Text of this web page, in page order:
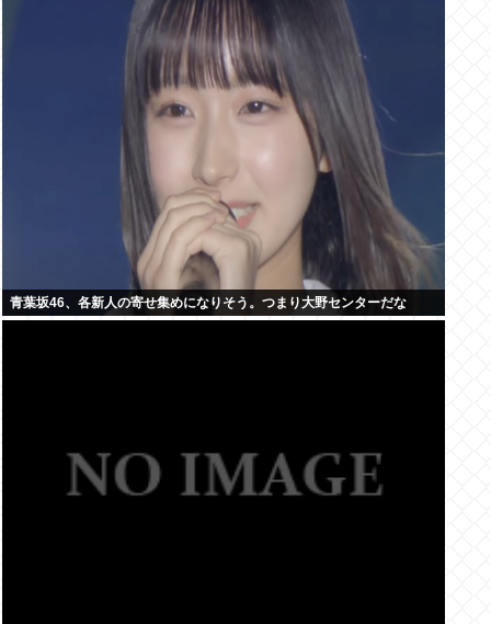
青葉坂46、各新人の寄せ集めになりそう。つまり大野センターだな